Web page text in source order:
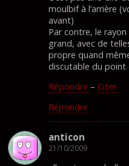
moulbif à l’arrière
avant)
Par contre, le
grand, avec de
propre quand
discutable du point
Répondre – Citer
Répondre
anticon
21/10/2009